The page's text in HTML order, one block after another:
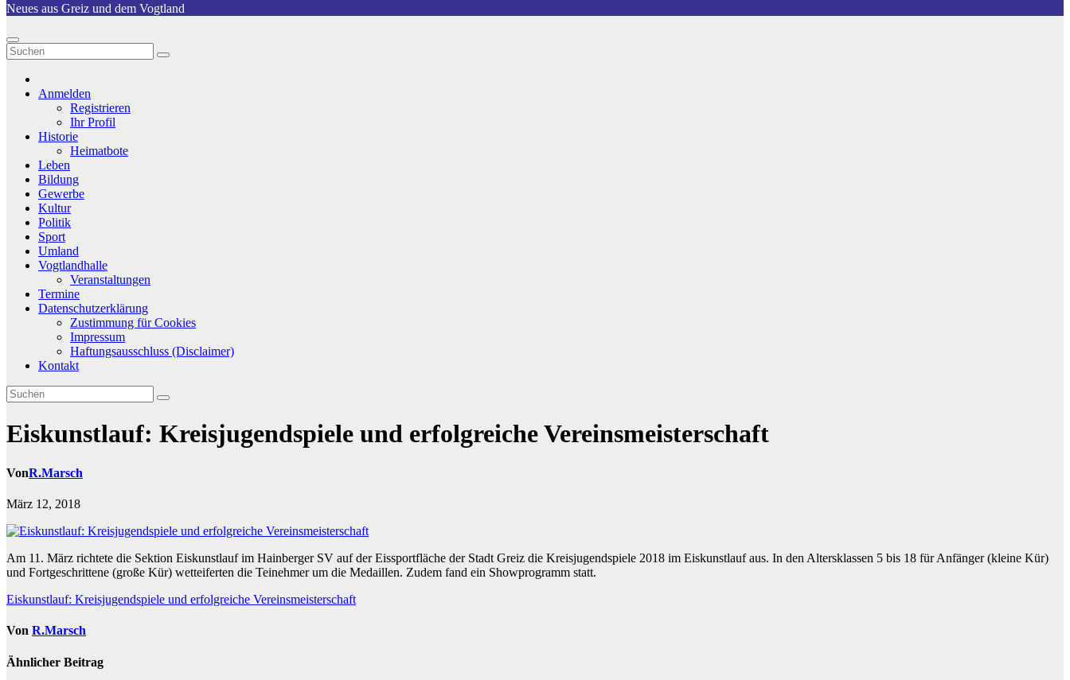
Neues aus Greiz und dem Vogtland
Anmelden
Registrieren
Ihr Profil
Historie
Heimatbote
Leben
Bildung
Gewerbe
Kultur
Politik
Sport
Umland
Vogtlandhalle
Veranstaltungen
Termine
Datenschutzerklärung
Zustimmung für Cookies
Impressum
Haftungsausschluss (Disclaimer)
Kontakt
Eiskunstlauf: Kreisjugendspiele und erfolgreiche Vereinsmeisterschaft
VonR.Marsch
März 12, 2018
Am 11. März richtete die Sektion Eiskunstlauf im Hainberger SV auf der Eissportfläche der Stadt Greiz die Kreisjugendspiele 2018 im Eiskunstlauf aus. In den Altersklassen 5 bis 18 für Anfänger (kleine Kür)
und Fortgeschrittene (große Kür) wetteiferten die Teinehmer um die Medaillen. Zudem fand ein Showprogramm statt.
Beitragsnavigation
Eiskunstlauf: Kreisjugendspiele und erfolgreiche Vereinsmeisterschaft
Von R.Marsch
Ähnlicher Beitrag